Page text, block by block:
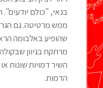
בנאי, "כולם
ממש מרטיטה. גם
שהופיע באלבומה
מרתקת בגיוון
השיר דמויות שונות
הדמות.